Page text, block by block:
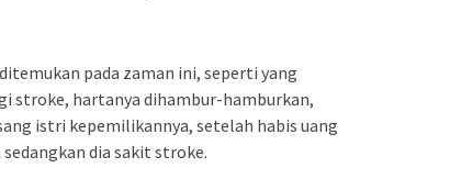
pada zaman ini, seperti yang
stroke, hartanya dihambur-hamburkan,
istri kepemilikannya, setelah habis uang
dia sakit stroke.